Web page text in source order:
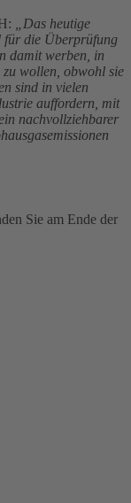
„Das heutige
für die Überprüfung
damit werben, in
wollen, obwohl sie
sind in vielen
auffordern, mit
nachvollziehbarer
Sie am Ende der